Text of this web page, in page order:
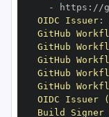
-
https :
OIDC Issuer:
GitHub
GitHub
GitHub
GitHub
GitHub
OIDC Issuer
Build Signer